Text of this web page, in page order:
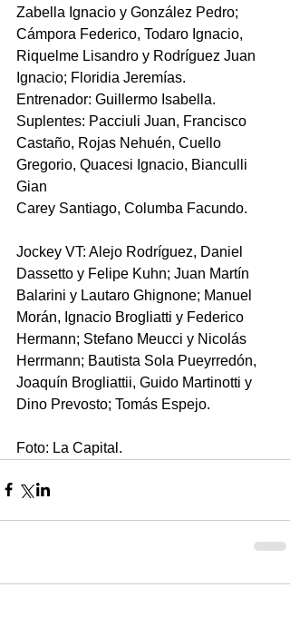
Zabella Ignacio y González Pedro;
Cámpora Federico, Todaro Ignacio,
Riquelme Lisandro y Rodríguez Juan
Ignacio; Floridia Jeremías.
Entrenador: Guillermo Isabella.
Suplentes: Pacciuli Juan, Francisco
Castaño, Rojas Nehuén, Cuello
Gregorio, Quacesi Ignacio, Bianculli
Gian
Carey Santiago, Columba Facundo.
Jockey VT: Alejo Rodríguez, Daniel
Dassetto y Felipe Kuhn; Juan Martín
Balarini y Lautaro Ghignone; Manuel
Morán, Ignacio Brogliatti y Federico
Hermann; Stefano Meucci y Nicolás
Herrmann; Bautista Sola Pueyrredón,
Joaquín Brogliattii, Guido Martinotti y
Dino Prevosto; Tomás Espejo.
Foto: La Capital.